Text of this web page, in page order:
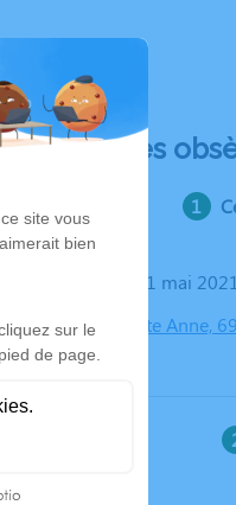
Déroulé des
Le mardi 11 mai
Église Sainte Anne,